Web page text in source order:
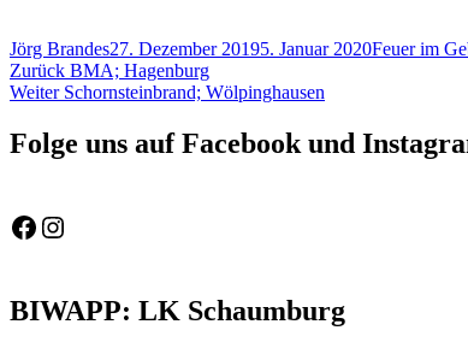
Autor
Jörg BrandesVeröffentlicht
am
27. Dezember 20195. Januar 2020Feuer im
Beitragsnavigation
Zurück Vorheriger
Beitrag:
BMA; Hagenburg
Weiter Nächster
Schornsteinbrand; Wölpinghausen
Folge uns auf Facebook und
Feuerwehr Gemeinde Wölpinghausen
fw_gemeinde_woelpinghausen
BIWAPP: LK Schaumburg